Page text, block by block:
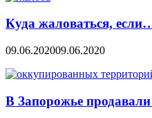
Куда жаловаться,
09.06.202009.06.2020
В Запорожье